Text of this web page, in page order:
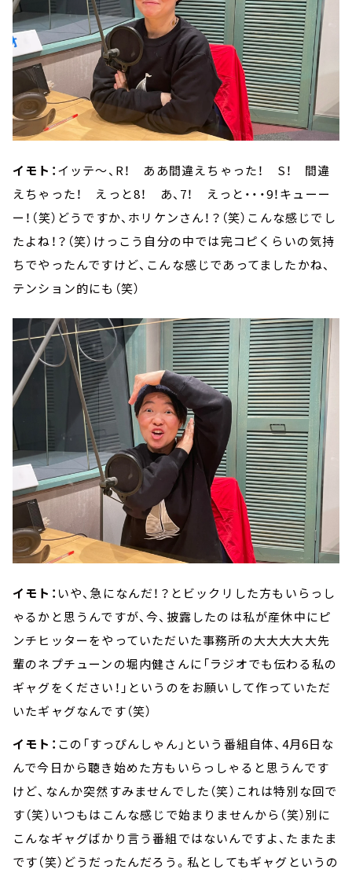
イモト：イッテ～、R！ ああ間違えちゃった！ S！ 間違
えちゃった！ えっと8！ あ、7！ えっと・・・9！キューー
ー！（笑）どうですか、ホリケンさん！？（笑）こんな感じでし
たよね！？（笑）けっこう自分の中では完コピくらいの気持
ちでやったんですけど、こんな感じであってましたかね、
テンション的にも（笑）
イモト： いや、急になんだ！？とビックリした方もいらっし
ゃるかと思うんですが、今、披露したのは私が産休中にピ
ンチヒッターをやっていただいた事務所の大大大大大先
輩のネプチューンの堀内健さんに「ラジオでも伝わる私の
ギャグをください！」というのをお願いして作っていただ
いたギャグなんです（笑）
イモト： この「すっぴんしゃん」という番組自体、4月6日な
んで今日から聴き始めた方もいらっしゃると思うんです
けど、なんか突然すみませんでした（笑）これは特別な回で
す（笑）いつもはこんな感じで始まりませんから（笑）別に
こんなギャグばかり言う番組ではないんですよ、たまたま
です（笑）どうだったんだろう。私としてもギャグというの